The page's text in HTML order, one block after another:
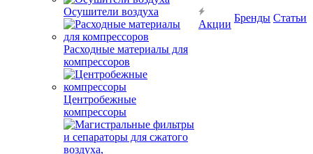
Осушители воздуха
Расходные материалы для
компрессоров
Центробежные
компрессоры
Акции
Бренды Статьи